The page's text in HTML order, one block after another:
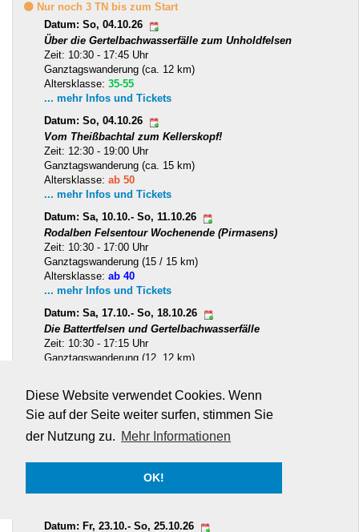
Diese Website verwendet Cookies. Wenn
Sie auf der Seite weiter surfen, stimmen Sie
der Nutzung zu. Mehr Informationen
OK!
🟡 Nur noch 3 TN bis zum Start
Datum: So, 04.10.26
Über die Gertelbachwasserfälle zum Unholdfelsen
Zeit: 10:30 - 17:45 Uhr
Ganztagswanderung (ca. 12 km)
Altersklasse: 35-55
... mehr Infos und Tickets
Datum: So, 04.10.26
Vom Theißbachtal zum Kellerskopf!
Zeit: 12:30 - 19:00 Uhr
Ganztagswanderung (ca. 15 km)
Altersklasse: ab 50
... mehr Infos und Tickets
Datum: Sa, 10.10.- So, 11.10.26
Rodalben Felsentour Wochenende (Pirmasens)
Zeit: 10:30 - 17:00 Uhr
Ganztagswanderung (15 / 15 km)
Altersklasse: ab 40
... mehr Infos und Tickets
Datum: Sa, 17.10.- So, 18.10.26
Die Battertfelsen und Gertelbachwasserfälle
Zeit: 10:30 - 17:15 Uhr
Ganztagswanderung (12, 12 km)
🟡 Nur noch 1 TN bis zum Start
Datum: Fr, 23.10.- So, 25.10.26
Singlewandern Sächsische Schweiz
Zeit: 10:00 - 16:00 Uhr
Ganztagswanderung (7,14,13)
Datum: Fr, 23.10.- So, 25.10.26